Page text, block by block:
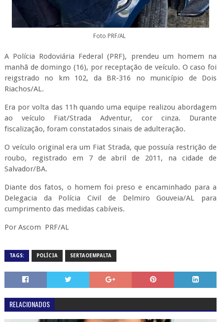
Foto PRF/AL
A Polícia Rodoviária Federal (PRF), prendeu um homem na
manhã de domingo (16), por receptação de veículo. O caso foi
reigstrado no km 102, da BR-316 no município de Dois
Riachos/AL.
Era por volta das 11h quando uma equipe realizou abordagem
ao veículo Fiat/Strada Adventur, cor cinza. Durante
fiscalização, foram constatados sinais de adulteração.
O veículo original era um Fiat Strada, que possuía restrição de
roubo, registrado em 7 de abril de 2011, na cidade de
Salvador/BA.
Diante dos fatos, o homem foi preso e encaminhado para a
Delegacia da Polícia Civil de Delmiro Gouveia/AL para
cumprimento das medidas cabíveis.
Por Ascom PRF/AL
TAGS: POLÍCIA SERTAOEMPALTA
RELACIONADOS